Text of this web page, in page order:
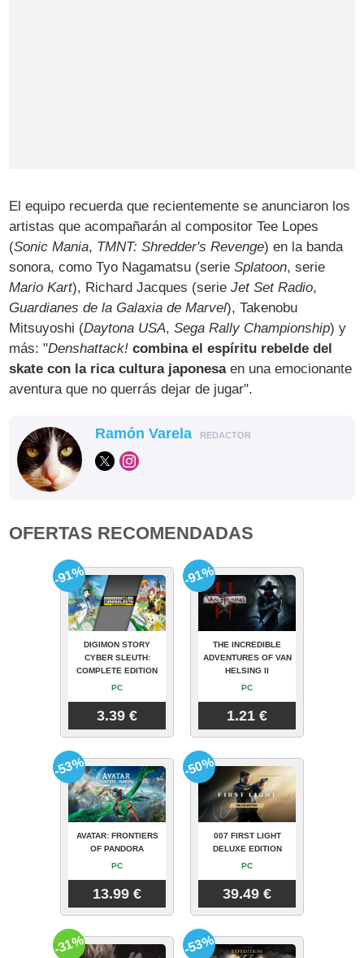
El equipo recuerda que recientemente se anunciaron los
artistas que acompañarán al compositor Tee Lopes
(Sonic Mania, TMNT: Shredder's Revenge) en la banda
sonora, como Tyo Nagamatsu (serieSplatoon, serie
Mario Kart), Richard Jacques (serieJet Set Radio,
Guardianes de la Galaxia de Marvel), Takenobu
Mitsuyoshi (Daytona USA,Sega Rally Championship) y
más: "Denshattack! combina el espíritu rebelde del
skate con la rica cultura japonesaen una emocionante
aventura que no querrás dejar de jugar".
Ramón Varela REDACTOR
OFERTAS RECOMENDADAS
DIGIMON STORY
CYBER SLEUTH:
COMPLETE EDITION
PC
3.39 €
-91%
THE INCREDIBLE
ADVENTURES OF VAN
HELSING II
PC
1.21 €
-91%
AVATAR: FRONTIERS
OF PANDORA
PC
13.99 €
-53%
007 FIRST LIGHT
DELUXE EDITION
PC
39.49 €
-50%
-31% -53%